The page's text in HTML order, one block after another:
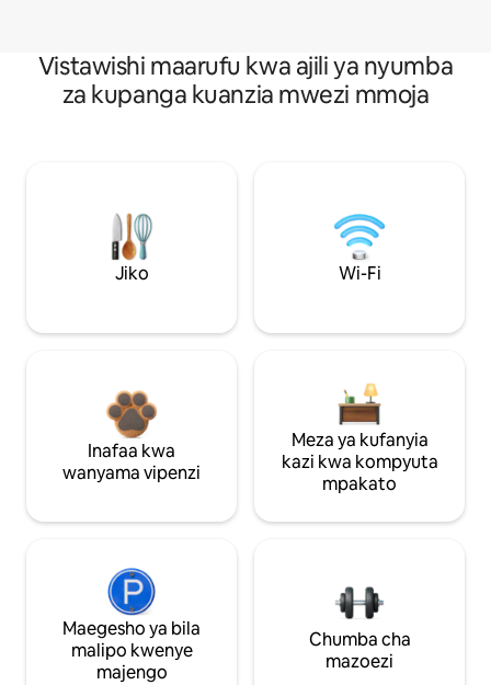
Vistawishi maarufu kwa ajili ya nyumba
za kupanga kuanzia mwezi mmoja
Jiko Wi-Fi
Inafaa kwa
wanyama vipenzi
Meza ya kufanyia
kazi kwa kompyuta
mpakato
Maegesho ya bila
malipo kwenye
majengo
Chumba cha
mazoezi